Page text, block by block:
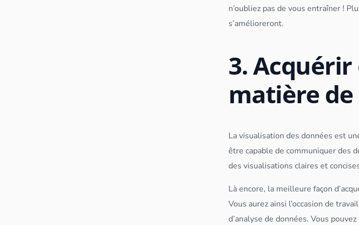
n’oubliez pas de vous entraîner !
s’amélioreront.
3. Acquérir
matière
La visualisation desdonnées est
être capable de communiquer des
des visualisations claires et
Là encore, la meilleure façon
Vous aurez ainsi l’occasion de
d’analyse dedonnées. Vous